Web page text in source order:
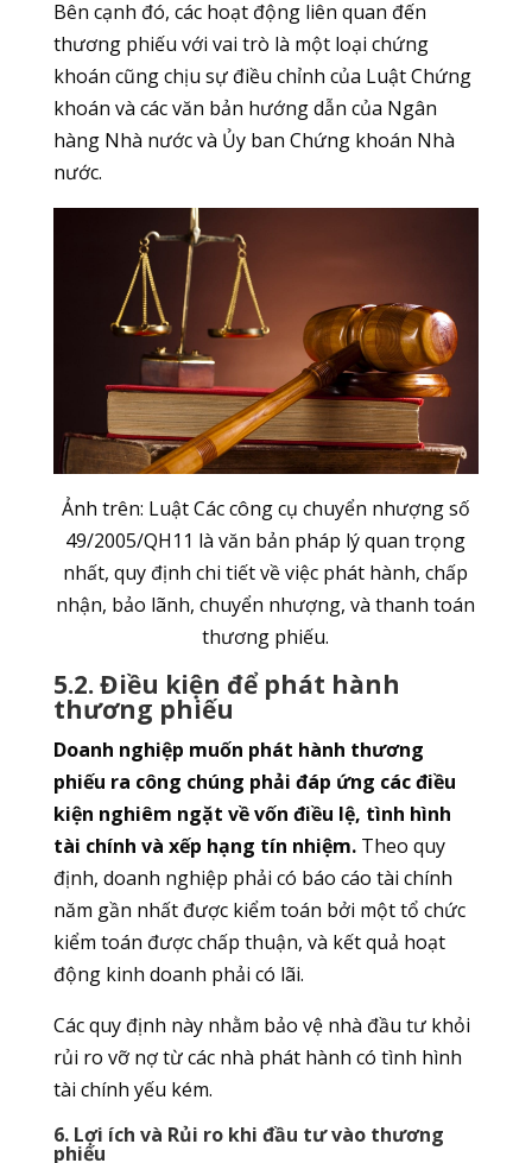
Bên cạnh đó, các hoạt động liên quan đến
thương phiếu với vai trò là một loại chứng
khoán cũng chịu sự điều chỉnh của Luật Chứng
khoán và các văn bản hướng dẫn của Ngân
hàng Nhà nước và Ủy ban Chứng khoán Nhà
nước.
Ảnh trên: Luật Các công cụ chuyển nhượng số
49/2005/QH11 là văn bản pháp lý quan trọng
nhất, quy định chi tiết về việc phát hành, chấp
nhận, bảo lãnh, chuyển nhượng, và thanh toán
thương phiếu.
5.2. Điều kiện để phát hành
thương phiếu
Doanh nghiệp muốn phát hành thương
phiếu ra công chúng phải đáp ứng các điều
kiện nghiêm ngặt về vốn điều lệ, tình hình
tài chính và xếp hạng tín nhiệm.Theo quy
định, doanh nghiệp phải có báo cáo tài chính
năm gần nhất được kiểm toán bởi một tổ chức
kiểm toán được chấp thuận, và kết quả hoạt
động kinh doanh phải có lãi.
Các quy định này nhằm bảo vệ nhà đầu tư khỏi
rủi ro vỡ nợ từ các nhà phát hành có tình hình
tài chính yếu kém.
6. Lợi ích và Rủi ro khi đầu tư vào thương
phiếu